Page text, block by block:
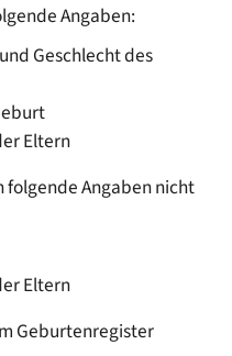
Angaben:
Geschlecht des
Eltern
folgende Angaben nicht
Eltern
Geburtenregister